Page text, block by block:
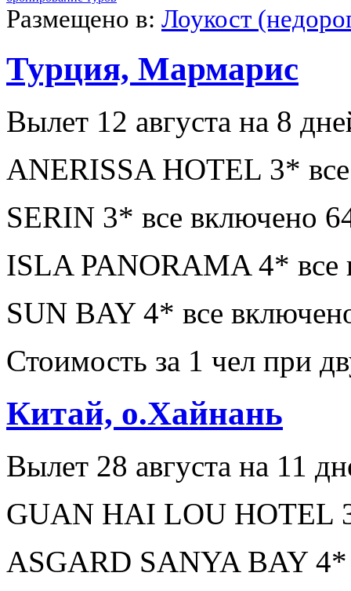
Размещено в: Лоукост
Турция, Мармарис
Вылет 12 августа на 8
ANERISSA HOTEL 3*
SERIN 3* все включено
ISLA PANORAMA 4* все
SUN BAY 4* все
Стоимость за 1 чел при
Китай, о.Хайнань
Вылет 28 августа на 11
GUAN HAI LOU HOTEL
ASGARD SANYA BAY 4*